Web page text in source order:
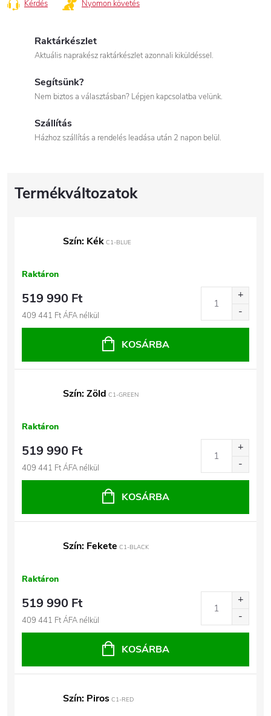
Kérdés Nyomon követés
Raktárkészlet
Aktuális naprakész raktárkészlet azonnali kiküldéssel.
Segítsünk?
Nem biztos a választásban? Lépjen kapcsolatba velünk.
Szállítás
Házhoz szállítás a rendelés leadása után 2 napon belül.
Szín: Kék C1-BLUE
Raktáron
519 990 Ft
409 441 Ft ÁFA nélkül
KOSÁRBA
Szín: Zöld C1-GREEN
Raktáron
519 990 Ft
409 441 Ft ÁFA nélkül
KOSÁRBA
Szín: Fekete C1-BLACK
Raktáron
519 990 Ft
409 441 Ft ÁFA nélkül
KOSÁRBA
Szín: Piros C1-RED